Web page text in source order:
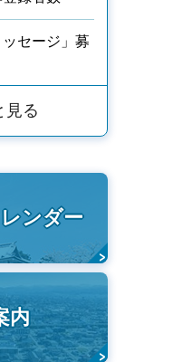
ッセージ」募
見る
ンダー
内